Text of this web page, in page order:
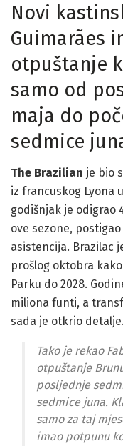
Novi
Guimarães
otpuštanje
samo od
maja do
sedmice
The Brazilian je bio
iz francuskog Lyona
godišnjak je odigrao
ove sezone,
asistencija. Brazilac
prošlog oktobra
Parku do 2028.
miliona funti, a
sada je otkrio detalje.
Tako je rekao
otpuštanje
posljednje
sedmice juna.
samo za taj
imao potpunu